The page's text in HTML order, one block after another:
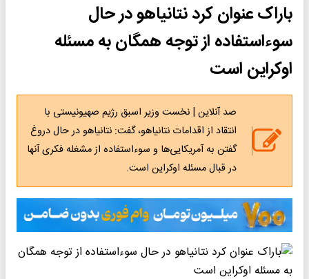
باراک عنوان کرد نتانیاهو در حال
سوءاستفاده از توجه همگان به مسئله
اوکراین است
صد آنلاین | نخست وزیر اسبق رژیم صهیونیستی با
انتقاد از اقدامات نتانیاهو، گفت: نتانیاهو در حال دروغ
گفتن به آمریکایی‌ها و سوءاستفاده از مشغله فکری آنها
در قبال مسئله اوکراین است.